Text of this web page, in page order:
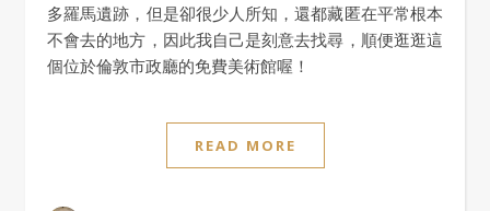
多羅馬遺跡，但是卻很少人所知，還都藏匿在平常根本
不會去的地方，因此我自己是刻意去找尋，順便逛逛這
個位於倫敦市政廳的免費美術館喔！
READ MORE